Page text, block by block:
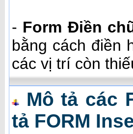
- Form Điền
bằng cách điền
các vị trí còn
Mô tả các
tả FORM